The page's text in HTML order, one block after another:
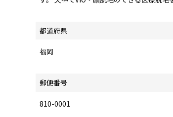
都道府県
福岡
郵便番号
810-0001